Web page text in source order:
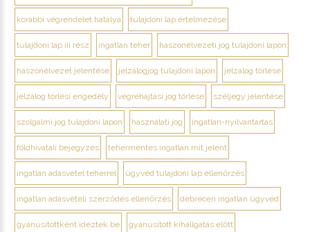
korábbi végrendelet hatálya tulajdoni lap értelmezése
tulajdoni lap iii rész ingatlan teher haszonélvezeti jog tulajdoni lapon
haszonélvezet jelentése jelzálogjog tulajdoni lapon jelzálog törlése
jelzálog törlési engedély végrehajtási jog törlése széljegy jelentése
szolgalmi jog tulajdoni lapon használati jog ingatlan-nyilvántartás
földhivatali bejegyzés tehermentes ingatlan mit jelent
ingatlan adásvétel teherrel ügyvéd tulajdoni lap ellenőrzés
ingatlan adásvételi szerződés ellenőrzés debrecen ingatlan ügyvéd
gyanúsítottként idéztek be gyanúsított kihallgatás előtt